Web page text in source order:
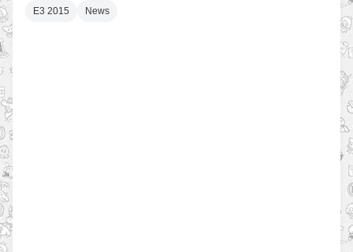
E3 2015 News